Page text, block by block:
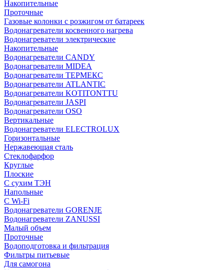
Накопительные
Проточные
Газовые колонки с розжигом от батареек
Водонагреватели косвенного нагрева
Водонагреватели электрические
Накопительные
Водонагреватели CANDY
Водонагреватели MIDEA
Водонагреватели ТЕРМЕКС
Водонагреватели ATLANTIC
Водонагреватели KOTITONTTU
Водонагреватели JASPI
Водонагреватели OSO
Вертикальные
Водонагреватели ELECTROLUX
Горизонтальные
Нержавеющая сталь
Стеклофарфор
Круглые
Плоские
С сухим ТЭН
Напольные
С Wi-Fi
Водонагреватели GORENJE
Водонагреватели ZANUSSI
Малый объем
Проточные
Водоподготовка и фильтрация
Фильтры питьевые
Для самогона